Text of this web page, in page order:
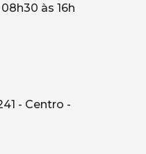
às 16h
- Centro -